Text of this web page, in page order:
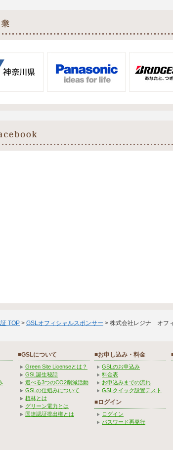
TOP > GSLオフィシャルスポンサー > 株式会社レジナ オフ
■GSLについて
Green Site Licenseとは？
GSL誕生秘話
選べる3つのCO2削減活動
GSLの仕組みについて
植林とは
グリーン電力とは
国連認証排出権とは
■お申し込み・料金
GSLのお申込み
料金表
お申込みまでの流れ
GSLクイック設置テスト
■ログイン
ログイン
パスワード再発行